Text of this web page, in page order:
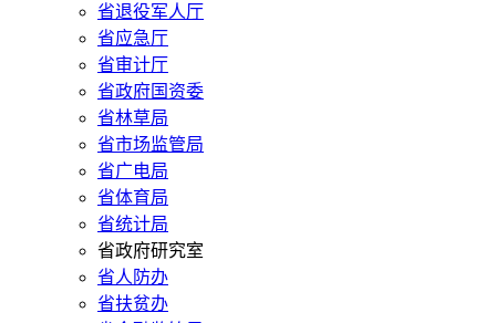
省退役军人厅
省应急厅
省审计厅
省政府国资委
省林草局
省市场监管局
省广电局
省体育局
省统计局
省政府研究室
省人防办
省扶贫办